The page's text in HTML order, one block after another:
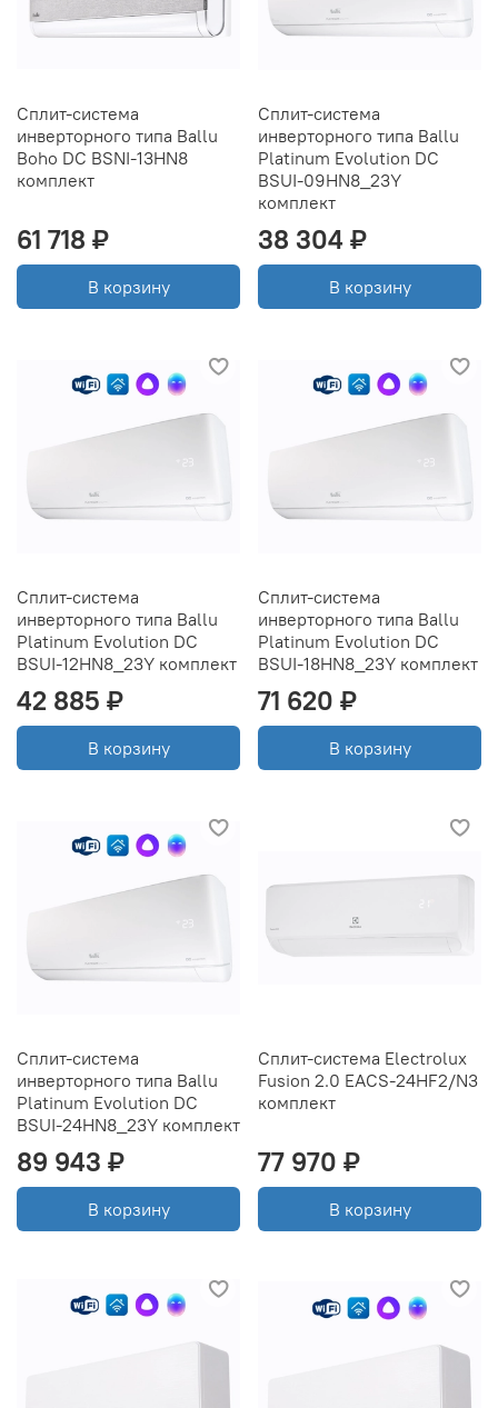
Сплит-система
инверторного типа Ballu
Boho DC BSNI-13HN8
комплект
61 718 ₽
В корзину
Сплит-система
инверторного типа Ballu
Platinum Evolution DC
BSUI-09HN8_23Y
комплект
38 304 ₽
В корзину
Сплит-система
инверторного типа Ballu
Platinum Evolution DC
BSUI-12HN8_23Y комплект
42 885 ₽
В корзину
Сплит-система
инверторного типа Ballu
Platinum Evolution DC
BSUI-18HN8_23Y комплект
71 620 ₽
В корзину
Сплит-система
инверторного типа Ballu
Platinum Evolution DC
BSUI-24HN8_23Y комплект
89 943 ₽
В корзину
Сплит-система Electrolux
Fusion 2.0 EACS-24HF2/N3
комплект
77 970 ₽
В корзину